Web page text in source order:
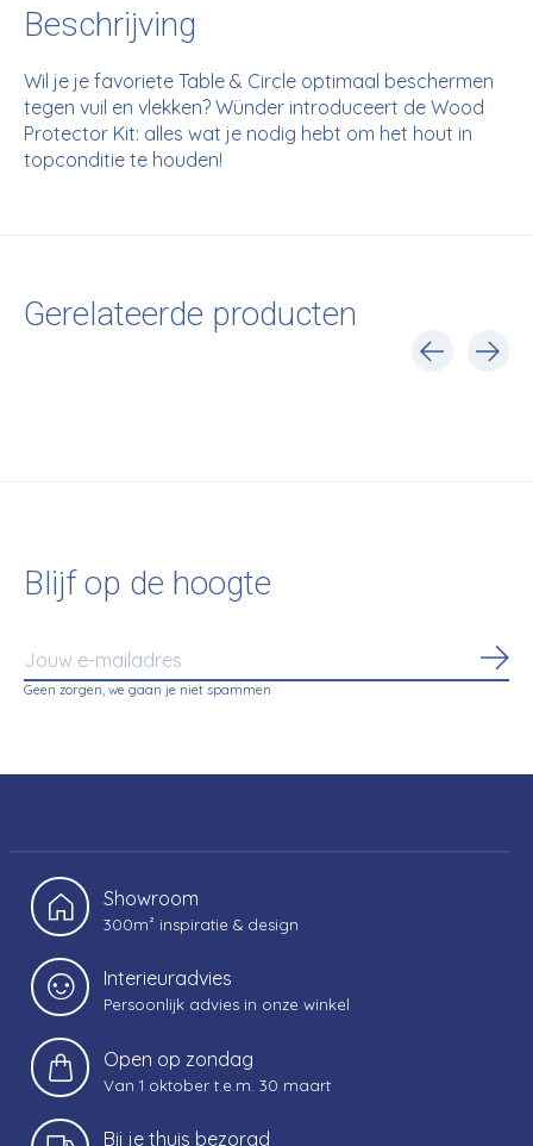
Beschrijving
Wil je je favoriete Table & Circle optimaal beschermen
tegen vuil en vlekken? Wünder introduceert de Wood
Protector Kit: alles wat je nodig hebt om het hout in
topconditie te houden!
Gerelateerde producten
Blijf op de hoogte
Geen zorgen, we gaan je niet spammen
Showroom
300m² inspiratie & design
Interieuradvies
Persoonlijk advies in onze winkel
Open op zondag
Van 1 oktober t.e.m. 30 maart
Bij je thuis bezorgd